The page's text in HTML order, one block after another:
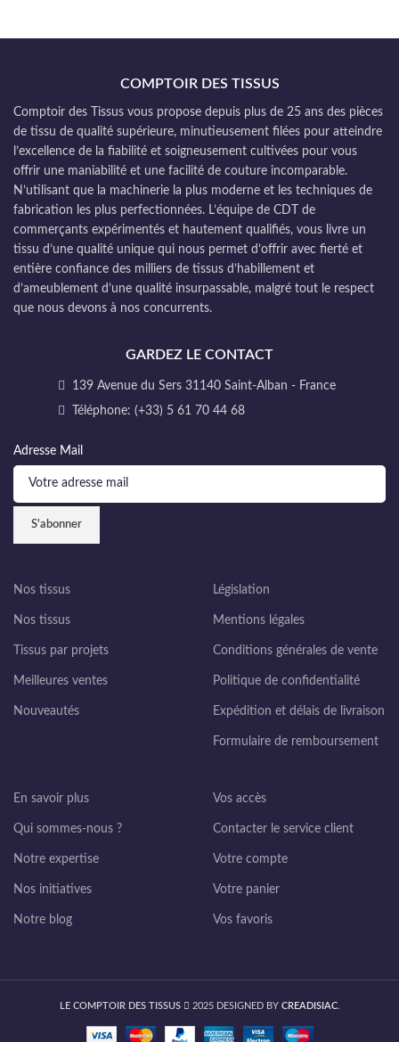
COMPTOIR DES TISSUS
Comptoir des Tissus vous propose depuis plus de 25 ans des pièces
de tissu de qualité supérieure, minutieusement filées pour atteindre
l’excellence de la fiabilité et soigneusement cultivées pour vous
offrir une maniabilité et une facilité de couture incomparable.
N’utilisant que la machinerie la plus moderne et les techniques de
fabrication les plus perfectionnées. L’équipe de CDT de
commerçants expérimentés et hautement qualifiés, vous livre un
tissu d’une qualité unique qui nous permet d’offrir avec fierté et
entière confiance des milliers de tissus d’habillement et
d’ameublement d’une qualité insurpassable, malgré tout le respect
que nous devons à nos concurrents.
GARDEZ LE CONTACT
139 Avenue du Sers 31140 Saint-Alban - France
Téléphone: (+33) 5 61 70 44 68
Adresse Mail
Nos tissus
Nos tissus
Tissus par projets
Meilleures ventes
Nouveautés
Législation
Mentions légales
Conditions générales de vente
Politique de confidentialité
Expédition et délais de livraison
Formulaire de remboursement
En savoir plus
Qui sommes-nous ?
Notre expertise
Nos initiatives
Notre blog
Vos accès
Contacter le service client
Votre compte
Votre panier
Vos favoris
LE COMPTOIR DES TISSUS 2025 DESIGNED BY CREADISIAC.